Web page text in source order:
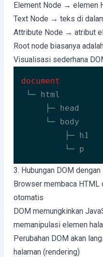
Element Node → elemen
Text Node → teks di
Attribute Node → atribut
Root node biasanya
Visualisasi sederhana
document
└─ html
     ├─ head
     └─ body
         ├─ h1
         └─ p
Code language:
3. Hubungan DOM
Browser membaca HTML
otomatis
DOM memungkinkan
memanipulasi elemen
Perubahan DOM akan
halaman (rendering)